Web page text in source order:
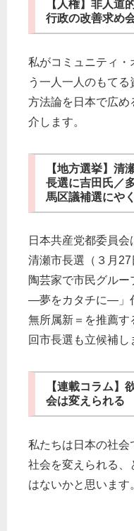
【人権】非人道
行政の改善求め
私がコミュニティ・
う一人一人のもて
方法論を日本で広め
介します。
【地方選挙】清
長選に吉田氏／
馬区議補選にや
日本共産党都委員
清瀬市長選（３月27
陶芸家で市民グル
—夢をカタチに―」
無所属新＝を推薦す
回市長選も立候補し
【連載コラム
会は変えられる
私たちは日本の社会
社会を変えられる、
はないかと思います